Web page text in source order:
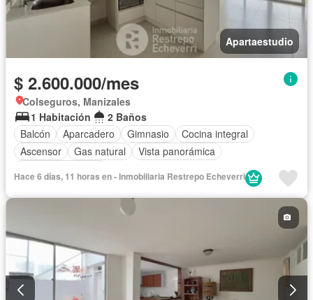
Apartaestudio
$ 2.600.000/mes
Colseguros, Manizales
1 Habitación
2 Baños
Balcón
Aparcadero Gimnasio
Cocina integral
Ascensor
Gas natural
Vista panorámica
Hace 6 días, 11 horas en - Inmobiliaria Restrepo Echeverri